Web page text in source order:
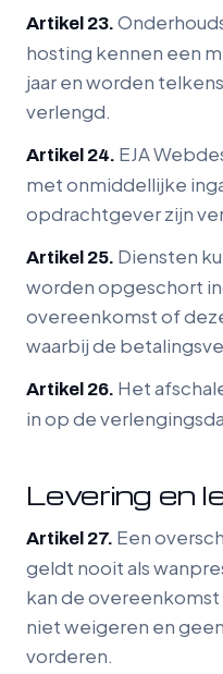
Artikel 23.
hosting kennen een
jaar en worden
verlengd.
Artikel 24. EJA
met onmiddellijke
opdrachtgever zijn
Artikel 25. Diensten
worden opgeschort
overeenkomst of
waarbij de
Artikel 26. Het
in op de
Levering en
Artikel 27. Een
geldt nooit als
kan de
niet weigeren en
vorderen.